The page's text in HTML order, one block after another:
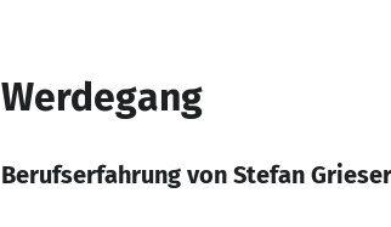
Werdegang
Berufserfahrung von Stefan Grieser